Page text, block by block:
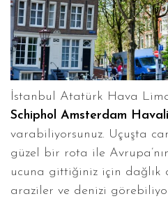
İstanbul Atatürk Hava
Schiphol Amsterdam
varabiliyorsunuz. Uçuşta
güzel bir rota ile
ucuna gittiğiniz için dağlık
araziler ve denizi